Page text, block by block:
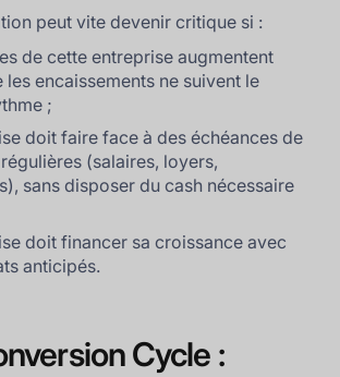
peut vite devenir critique si :
de cette entreprise augmentent
les encaissements ne suivent le
;
doit faire face à des échéances de
(salaires, loyers,
sans disposer du cash nécessaire
doit financer sa croissance avec
anticipés.
Cycle :